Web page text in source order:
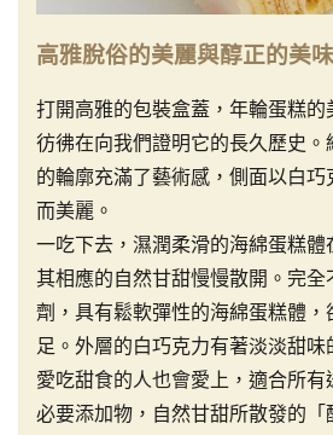
高雅脫俗的美麗與醇正的美味
打開高雅的包裝盒蓋，年輪蛋糕的
彷彿在向我們證明它的長久歷史。
的輪廓充滿了藝術感，側面以白
而美麗。
一吃下去，濕潤柔滑的海綿蛋糕體
其相應的自然甘甜慢慢散開。完全
劑，具有鬆軟彈性的海綿蛋糕體，
足。外層的白巧克力有著淡淡甜
愛吃甜食的人也會愛上，適合所
必要添加物，自然甘甜所散發的「